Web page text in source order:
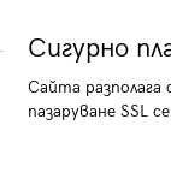
Сигурно
Сайта разполага
пазаруване SSL